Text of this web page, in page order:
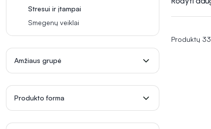
Stresui ir įtampai
Smegenų veiklai
Amžiaus grupė
Produkto forma
gali
sukelti
Produktų